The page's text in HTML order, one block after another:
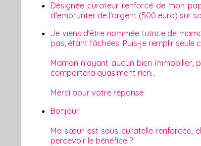
Désignée curateur renforcé de mon
d'emprunter de l'argent (500 euro) sur
Je viens d'être nommée tutrice de
pas, étant fâchées. Puis-je remplir seule
Maman n'ayant aucun bien immobilier,
comportera quasiment rien...
Merci pour votre réponse
Bonjour
Ma sœur est sous curatelle renforcée,
percevoir le bénéfice ?